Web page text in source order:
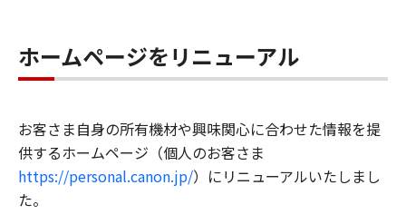
ホームページをリニューアル
お客さま自身の所有機材や興味関心に合わせた情報を提
供するホームページ（個人のお客さま
https://personal.canon.jp/）にリニューアルいたしまし
た。